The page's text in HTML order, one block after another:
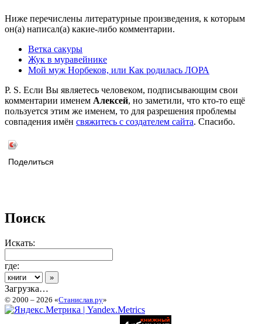
Ниже перечислены литературные произведения, к которым
он(а) написал(а) какие-либо комментарии.
Ветка сакуры
Жук в муравейнике
Мой муж Норбеков, или Как родилась ЛОРА
P. S. Если Вы являетесь человеком, подписывающим свои
комментарии именем Алексей, но заметили, что кто-то ещё
пользуется этим же именем, то для разрешения проблемы
совпадения имён свяжитесь с создателем сайта. Спасибо.
Поделиться
Поиск
Искать:
где:
Загрузка…
© 2000 – 2026 «Станислав.ру»